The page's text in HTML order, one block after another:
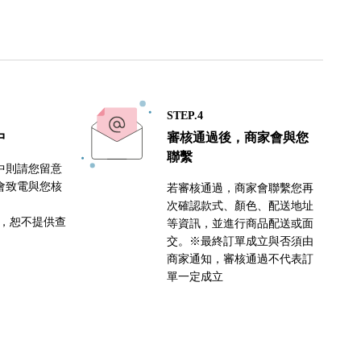
則請您留意
致電與您核
恕不提供查
STEP.4
審核通過後，商家會與您
聯繫
若審核通過，商家會聯繫您再
次確認款式、顏色、配送地址
等資訊，並進行商品配送或面
交。※最終訂單成立與否須由
商家通知，審核通過不代表訂
單一定成立